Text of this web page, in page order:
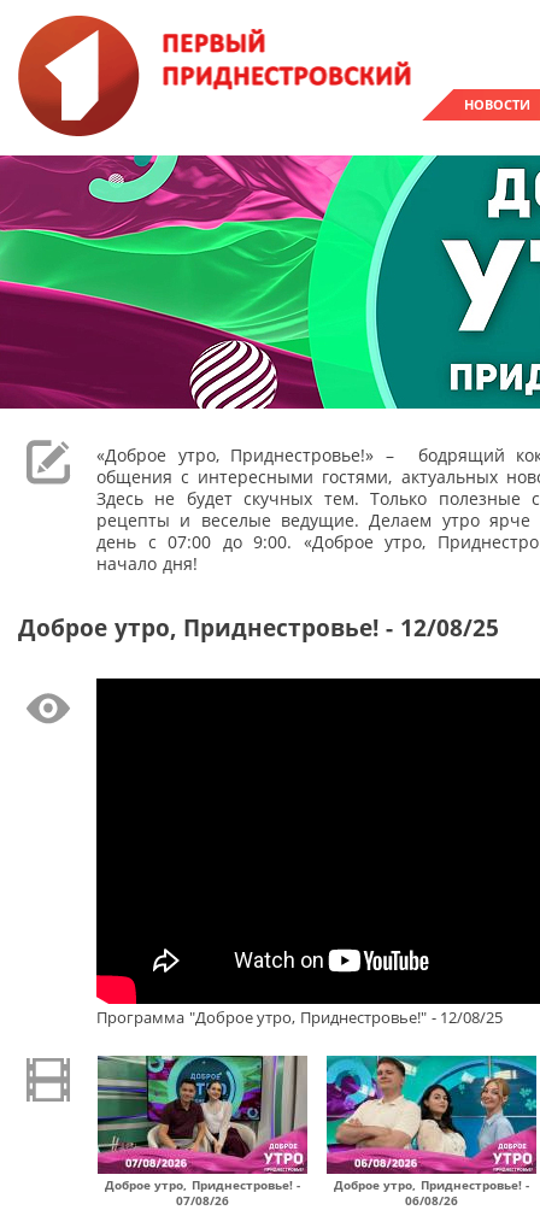
НОВОСТИ
«Доброе утро, Приднестровье!» – бодрящий
общения с интересными гостями, актуальных
Здесь не будет скучных тем. Только полезные
рецепты и веселые ведущие. Делаем утро ярче
день с 07:00 до 9:00. «Доброе утро,
начало дня!
Доброе утро, Приднестровье! - 12/08/25
Программа "Доброе утро, Приднестровье!" - 12/08/25
Доброе утро, Приднестровье! -
07/08/26
Доброе утро, Приднестровье! -
06/08/26